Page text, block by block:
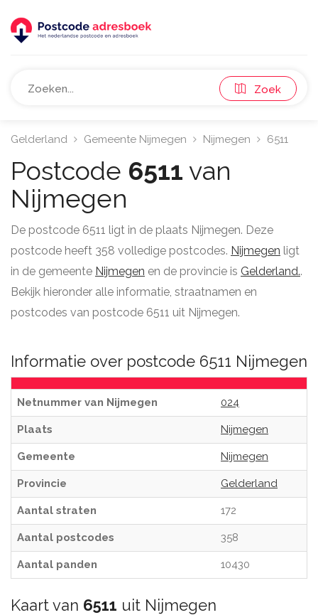
Zoek
Gelderland Gemeente Nijmegen Nijmegen 6511
Postcode 6511 van
Nijmegen
De postcode 6511 ligt in de plaats Nijmegen. Deze
postcode heeft 358 volledige postcodes. Nijmegen ligt
in de gemeente Nijmegen en de provincie is Gelderland..
Bekijk hieronder alle informatie, straatnamen en
postcodes van postcode 6511 uit Nijmegen.
Informatie over postcode 6511 Nijmegen
Netnummer van Nijmegen 024
Plaats Nijmegen
Gemeente Nijmegen
Provincie Gelderland
Aantal straten 172
Aantal postcodes 358
Aantal panden 10430
Kaart van 6511 uit Nijmegen